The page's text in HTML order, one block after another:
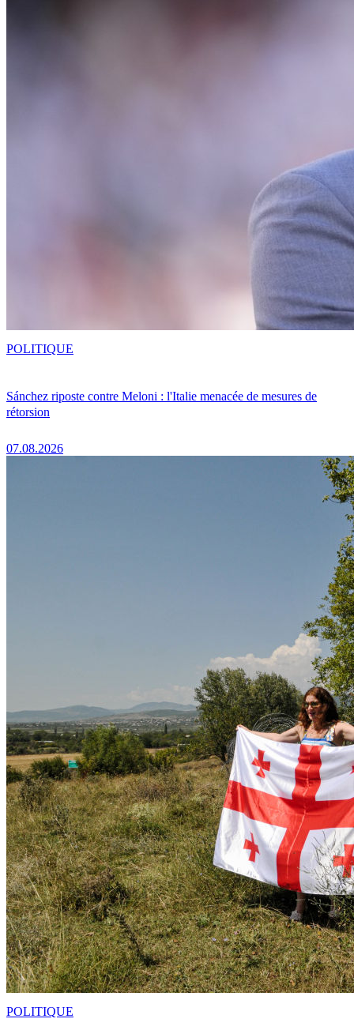
Sánchez riposte contre Meloni : l'Italie menacée de mesures de
rétorsion
07.08.2026
POLITIQUE
POLITIQUE